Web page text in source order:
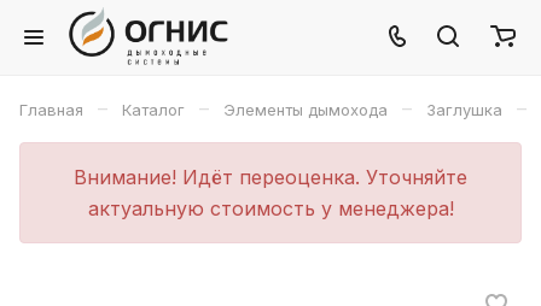
Главная – Каталог – Элементы дымохода – Заглушка –
Внимание! Идёт переоценка. Уточняйте
актуальную стоимость у менеджера!